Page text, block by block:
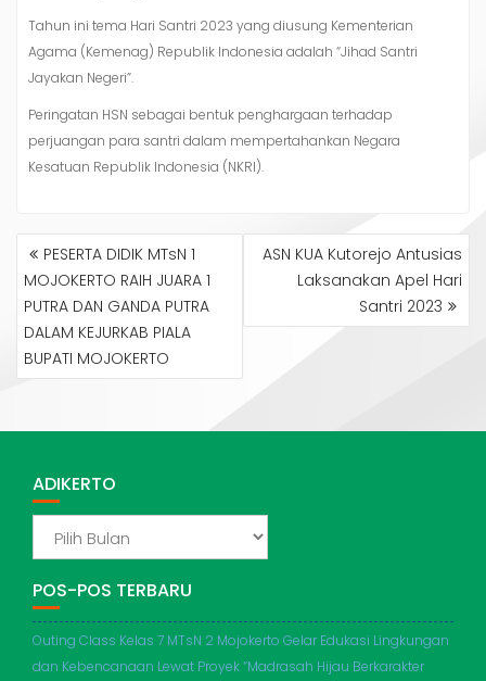
Tahun ini tema Hari Santri 2023 yang diusung Kementerian
Agama (Kemenag) Republik Indonesia adalah “Jihad Santri
Jayakan Negeri”.
Peringatan HSN sebagai bentuk penghargaan terhadap
perjuangan para santri dalam mempertahankan Negara
Kesatuan Republik Indonesia (NKRI).
NAVIGASI
POSPESERTA DIDIK MTsN 1
MOJOKERTO RAIH JUARA 1
PUTRA DAN GANDA PUTRA
DALAM KEJURKAB PIALA
BUPATI MOJOKERTO
ASN KUA Kutorejo Antusias
Laksanakan Apel Hari
Santri 2023
ADIKERTO
POS-POS TERBARU
Outing Class Kelas 7 MTsN 2 Mojokerto Gelar Edukasi Lingkungan
dan Kebencanaan Lewat Proyek “Madrasah Hijau Berkarakter